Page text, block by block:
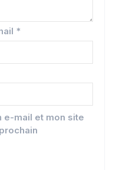
*
e-mail et mon site